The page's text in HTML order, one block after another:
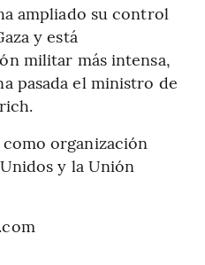
ampliado su control
y está
militar más intensa,
pasada el ministro de
como organización
y la Unión